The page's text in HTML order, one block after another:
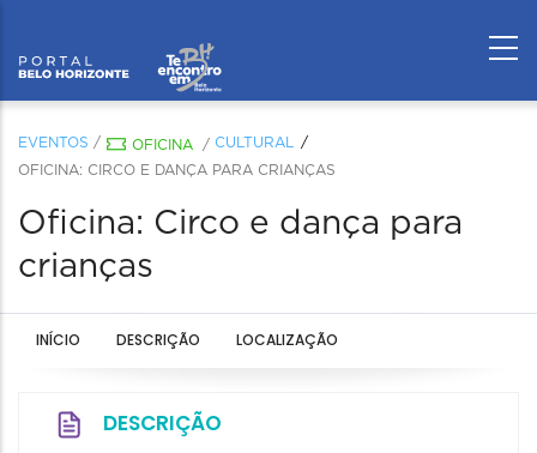
EVENTOS / OFICINA / CULTURAL
OFICINA: CIRCO E DANÇA PARA CRIANÇAS
Oficina: Circo e dança para
crianças
INÍCIO DESCRIÇÃO LOCALIZAÇÃO
DESCRIÇÃO